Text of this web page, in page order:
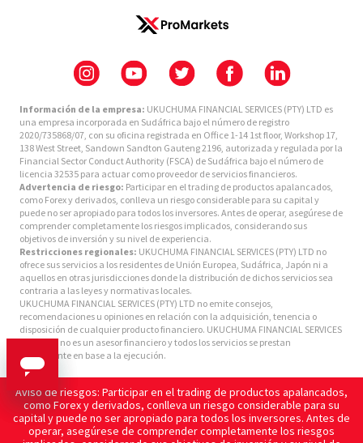
Información de la empresa: UKUCHUMA FINANCIAL SERVICES (PTY) LTD es
una empresa incorporada en Sudáfrica bajo el número de registro
2020/735868/07, con su oficina registrada en Office 1-14 1st floor, Workshop 17,
138 West Street, Sandown Sandton Gauteng 2196, autorizada y regulada por la
Financial Sector Conduct Authority (FSCA) de Sudáfrica bajo el número de
licencia 32535 para actuar como proveedor de servicios financieros.
Advertencia de riesgo: Participar en el trading de productos apalancados,
como Forex y derivados, conlleva un riesgo considerable para su capital y
puede no ser apropiado para todos los inversores. Antes de operar, asegúrese de
comprender completamente los riesgos implicados, considerando sus
objetivos de inversión y su nivel de experiencia.
Restricciones regionales: UKUCHUMA FINANCIAL SERVICES (PTY) LTD no
ofrece sus servicios a los residentes de Unión Europea, Sudáfrica, Japón ni a
aquellos en otras jurisdicciones donde la distribución de dichos servicios sea
contraria a las leyes y normativas locales.
UKUCHUMA FINANCIAL SERVICES (PTY) LTD no emite consejos,
recomendaciones u opiniones en relación con la adquisición, tenencia o
disposición de cualquier producto financiero. UKUCHUMA FINANCIAL SERVICES
(PTY) LTD no es un asesor financiero y todos los servicios se prestan
únicamente en base a la ejecución.
Aviso de riesgos: Participar en el trading de productos apalancados,
como Forex y derivados, conlleva un riesgo considerable para su
capital y puede no ser apropiado para todos los inversores. Antes de
operar, asegúrese de comprender completamente los riesgos